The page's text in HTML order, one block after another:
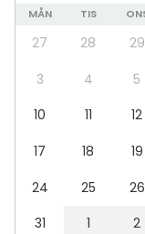
Kabinetit
esteetön kulku.
Teidän
Terveisin,
MÅN TIS
27 28 29
3
4 5
10
11 12
17
18 19
24
25 26
31
1 2